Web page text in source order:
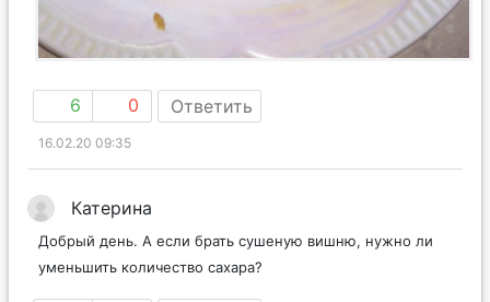
6 0 Ответить
16.02.20 09:35
Катерина
Добрый день. А если брать сушеную вишню, нужно ли
уменьшить количество сахара?